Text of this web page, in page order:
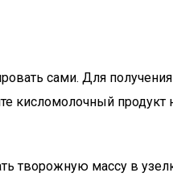
сами. Для
продукт
творожную массу в